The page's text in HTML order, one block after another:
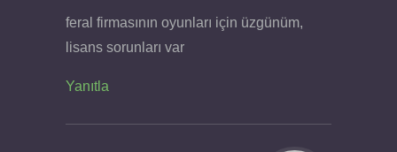
feral firmasının oyunları için üzgünüm,
lisans sorunları var
Yanıtla